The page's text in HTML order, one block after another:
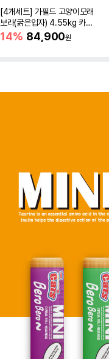
[4개세트] 가필드 고양이모래
보라(굵은입자) 4.55kg 카사
바모래
14% 84,900원